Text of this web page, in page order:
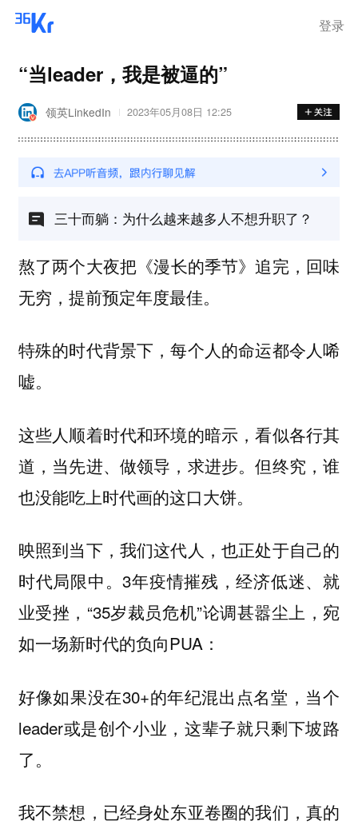
登录
“当leader，我是被逼的”
领英LinkedIn 2023年05月08日 12:25
三十而躺：为什么越来越多人不想升职了？
熬了两个大夜把 《漫长的季节》追完，回味
无穷，提前预定年度最佳。
特殊的时代背景下，每个人的命运都令人唏
嘘。
这些人顺着时代和环境的暗示，看似各行其
道，当先进、做领导，求进步。但终究，谁
也没能吃上时代画的这口大饼。
映照到当下，我们这代人，也正处于自己的
时代局限中。3年疫情摧残，经济低迷、就
业受挫，“35岁裁员危机”论调甚嚣尘上，宛
如一场新时代的负向PUA：
好像如果没在30+的年纪混出点名堂，当个
leader或是创个小业，这辈子就只剩下坡路
了。
我不禁想，已经身处东亚卷圈的我们，真的